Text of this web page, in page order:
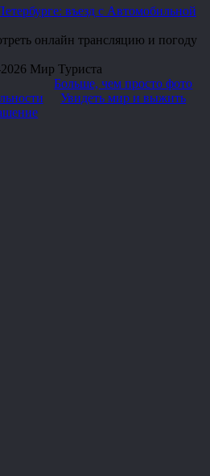
въезд с Автомобильной
онлайн трансляцию и погоду
Мир Туриста
Больше, чем просто фото
Увидеть мир и выжить